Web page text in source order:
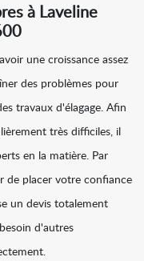
à Laveline
une croissance assez
des problèmes pour
travaux d'élagage. Afin
très difficiles, il
en la matière. Par
de placer votre confiance
un devis totalement
d'autres